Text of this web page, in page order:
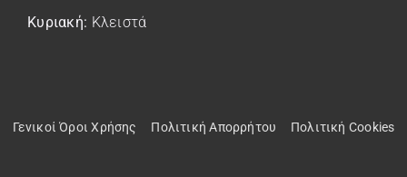
Κυριακή: Κλειστά
Γενικοί Όροι Χρήσης Πολιτική Απορρήτου Πολιτική Cookies